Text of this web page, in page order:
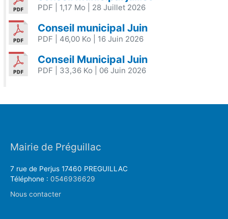
PDF | 1,17 Mo | 28 Juillet 2026
Conseil municipal Juin
PDF | 46,00 Ko | 16 Juin 2026
Conseil Municipal Juin
PDF | 33,36 Ko | 06 Juin 2026
Mairie de Préguillac
7 rue de Perjus 17460 PREGUILLAC
Téléphone : 0546936629
Nous contacter